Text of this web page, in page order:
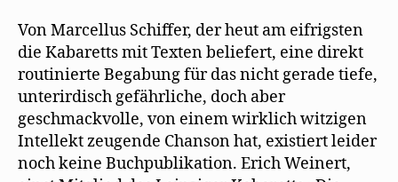
Von Marcellus Schiffer, der heut am eifrigsten
die Kabaretts mit Texten beliefert, eine direkt
routinierte Begabung für das nicht gerade tiefe,
unterirdisch gefährliche, doch aber
geschmackvolle, von einem wirklich witzigen
Intellekt zeugende Chanson hat, existiert leider
noch keine Buchpublikation. Erich Weinert,